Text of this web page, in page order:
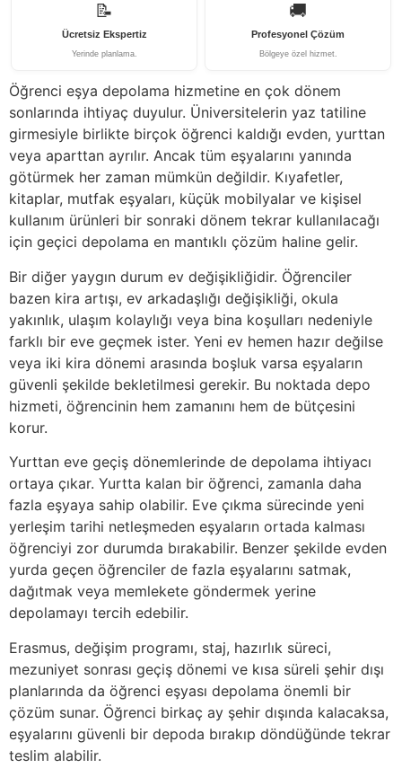
📝
Ücretsiz Ekspertiz
Yerinde planlama.
🚚
Profesyonel Çözüm
Bölgeye özel hizmet.
Öğrenci eşya depolama hizmetine en çok dönem
sonlarında ihtiyaç duyulur. Üniversitelerin yaz tatiline
girmesiyle birlikte birçok öğrenci kaldığı evden, yurttan
veya aparttan ayrılır. Ancak tüm eşyalarını yanında
götürmek her zaman mümkün değildir. Kıyafetler,
kitaplar, mutfak eşyaları, küçük mobilyalar ve kişisel
kullanım ürünleri bir sonraki dönem tekrar kullanılacağı
için geçici depolama en mantıklı çözüm haline gelir.
Bir diğer yaygın durum ev değişikliğidir. Öğrenciler
bazen kira artışı, ev arkadaşlığı değişikliği, okula
yakınlık, ulaşım kolaylığı veya bina koşulları nedeniyle
farklı bir eve geçmek ister. Yeni ev hemen hazır değilse
veya iki kira dönemi arasında boşluk varsa eşyaların
güvenli şekilde bekletilmesi gerekir. Bu noktada depo
hizmeti, öğrencinin hem zamanını hem de bütçesini
korur.
Yurttan eve geçiş dönemlerinde de depolama ihtiyacı
ortaya çıkar. Yurtta kalan bir öğrenci, zamanla daha
fazla eşyaya sahip olabilir. Eve çıkma sürecinde yeni
yerleşim tarihi netleşmeden eşyaların ortada kalması
öğrenciyi zor durumda bırakabilir. Benzer şekilde evden
yurda geçen öğrenciler de fazla eşyalarını satmak,
dağıtmak veya memlekete göndermek yerine
depolamayı tercih edebilir.
Erasmus, değişim programı, staj, hazırlık süreci,
mezuniyet sonrası geçiş dönemi ve kısa süreli şehir dışı
planlarında da öğrenci eşyası depolama önemli bir
çözüm sunar. Öğrenci birkaç ay şehir dışında kalacaksa,
eşyalarını güvenli bir depoda bırakıp döndüğünde tekrar
teslim alabilir.